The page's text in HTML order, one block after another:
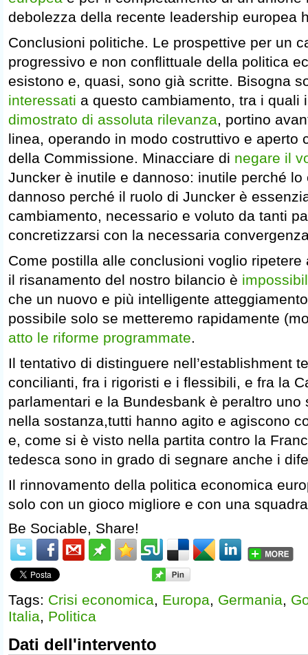
debolezza della recente leadership europea
Conclusioni politiche. Le prospettive per un
progressivo e non conflittuale della politica
esistono e, quasi, sono già scritte. Bisogna
interessati a questo cambiamento, tra i quali
dimostrato di assoluta rilevanza, portino
linea, operando in modo costruttivo e aperto
della Commissione. Minacciare di negare il
Juncker è inutile e dannoso: inutile perché
dannoso perché il ruolo di Juncker è
cambiamento, necessario e voluto da tanti
concretizzarsi con la necessaria
Come postilla alle conclusioni voglio ripetere
il risanamento del nostro bilancio è
che un nuovo e più intelligente
possibile solo se metteremo rapidamente
atto le riforme programmate.
Il tentativo di distinguere nell’establishment
concilianti, fra i rigoristi e i flessibili, e fra la
parlamentari e la Bundesbank è peraltro uno
nella sostanza,tutti hanno agito e agiscono
e, come si è visto nella partita contro la
tedesca sono in grado di segnare anche i
Il rinnovamento della politica economica
solo con un gioco migliore e con una
Be Sociable, Share!
Tags: Crisi economica, Europa, Germania,
Italia, Politica
Dati dell'intervento